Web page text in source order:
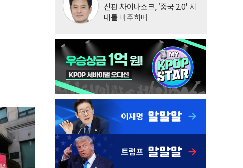
신판 차이나쇼크, '중국 2.0' 시
대를 마주하며